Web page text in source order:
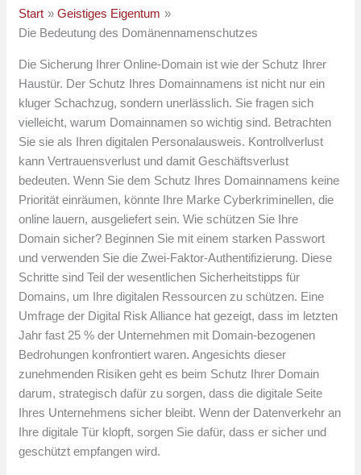
Start
Geistiges Eigentum
Die Bedeutung des Domänennamenschutzes
Die Sicherung Ihrer Online-Domain ist wie der Schutz Ihrer
Haustür. Der Schutz Ihres Domainnamens ist nicht nur ein
kluger Schachzug, sondern unerlässlich. Sie fragen sich
vielleicht, warum Domainnamen so wichtig sind. Betrachten
Sie sie als Ihren digitalen Personalausweis. Kontrollverlust
kann Vertrauensverlust und damit Geschäftsverlust
bedeuten. Wenn Sie dem Schutz Ihres Domainnamens keine
Priorität einräumen, könnte Ihre Marke Cyberkriminellen, die
online lauern, ausgeliefert sein. Wie schützen Sie Ihre
Domain sicher? Beginnen Sie mit einem starken Passwort
und verwenden Sie die Zwei-Faktor-Authentifizierung. Diese
Schritte sind Teil der wesentlichen Sicherheitstipps für
Domains, um Ihre digitalen Ressourcen zu schützen. Eine
Umfrage der Digital Risk Alliance hat gezeigt, dass im letzten
Jahr fast 25 % der Unternehmen mit Domain-bezogenen
Bedrohungen konfrontiert waren. Angesichts dieser
zunehmenden Risiken geht es beim Schutz Ihrer Domain
darum, strategisch dafür zu sorgen, dass die digitale Seite
Ihres Unternehmens sicher bleibt. Wenn der Datenverkehr an
Ihre digitale Tür klopft, sorgen Sie dafür, dass er sicher und
geschützt empfangen wird.